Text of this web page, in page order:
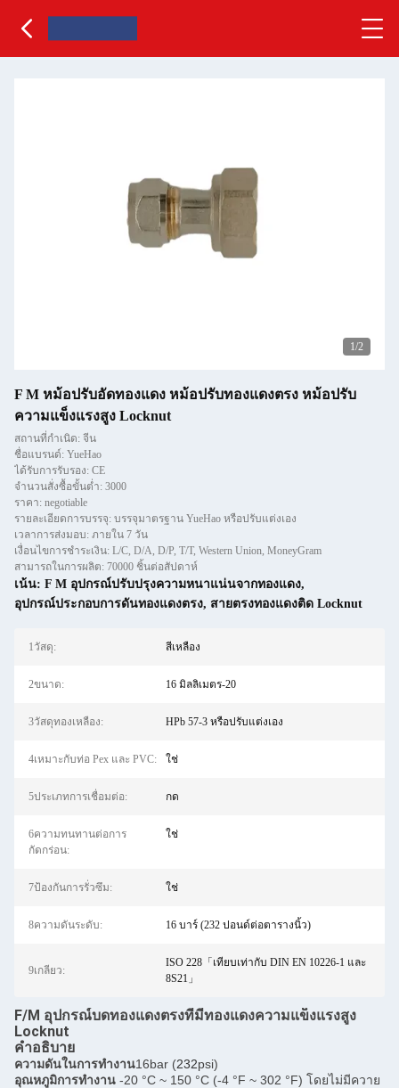
1/2
F M หม้อปรับอัดทองแดง หม้อปรับทองแดงตรง หม้อปรับ
ความแข็งแรงสูง Locknut
สถานที่กำเนิด: จีน
ชื่อแบรนด์: YueHao
ได้รับการรับรอง: CE
จำนวนสั่งซื้อขั้นต่ำ: 3000
ราคา: negotiable
รายละเอียดการบรรจุ: บรรจุมาตรฐาน YueHao หรือปรับแต่งเอง
เวลาการส่งมอบ: ภายใน 7 วัน
เงื่อนไขการชำระเงิน: L/C, D/A, D/P, T/T, Western Union, MoneyGram
สามารถในการผลิต: 70000 ชิ้นต่อสัปดาห์
เน้น: F M อุปกรณ์ปรับปรุงความหนาแน่นจากทองแดง,
อุปกรณ์ประกอบการดันทองแดงตรง, สายตรงทองแดงติด Locknut
1วัสดุ: สีเหลือง
2ขนาด: 16 มิลลิเมตร-20
3วัสดุทองเหลือง: HPb 57-3 หรือปรับแต่งเอง
4เหมาะกับท่อ Pex และ PVC: ใช่
5ประเภทการเชื่อมต่อ: กด
6ความทนทานต่อการ
กัดกร่อน:
ใช่
7ป้องกันการรั่วซึม: ใช่
8ความดันระดับ: 16 บาร์ (232 ปอนด์ต่อตารางนิ้ว)
9เกลียว:
ISO 228「เทียบเท่ากับ DIN EN 10226-1 และ
8S21」
F/M อุปกรณ์บดทองแดงตรงที่มีทองแดงความแข็งแรงสูง
Locknut
คําอธิบาย
ความดันในการทํางาน16bar (232psi)
อุณหภูมิการทํางาน -20 °C ~ 150 °C (-4 °F ~ 302 °F) โดยไม่มีควาย